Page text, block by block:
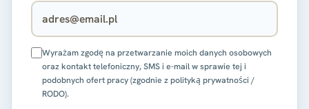
Wyrażam zgodę na przetwarzanie moich danych osobowych
oraz kontakt telefoniczny, SMS i e-mail w sprawie tej i
podobnych ofert pracy (zgodnie z polityką prywatności /
RODO).